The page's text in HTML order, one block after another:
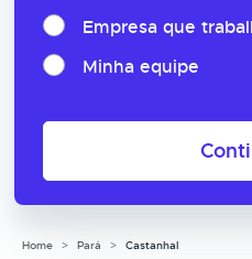
Empresa que
Minha equipe
Home Pará Castanhal